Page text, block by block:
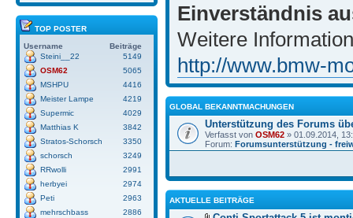
TOP POSTER
Username
Beiträge
Steini__22
5149
OSM62
5065
MSHPU
4416
Meister Lampe
4219
Supermic
4029
Matthias K
3842
Stratos-Schorsch
3350
schorsch
3249
RRwolli
2991
herbyei
2974
Peti
2963
mehrschbass
2886
Einverständnis
Weitere
http://www.bmw-
GLOBAL BEKANNTMACHUNGEN
Unterstützung des Forums
Verfasst von OSM62 » 01.09.2014,
Forum: Forumsunterstützung -
AKTUELLE BEITRÄGE